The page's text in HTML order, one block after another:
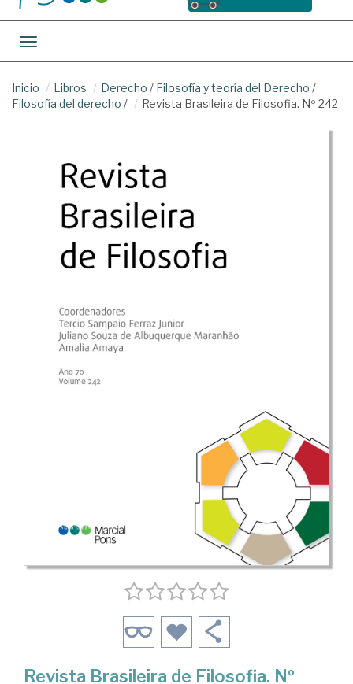
Toggle navigation
Inicio Libros Derecho / Filosofía y teoría del Derecho /
Filosofía del derecho / Revista Brasileira de Filosofia. Nº 242
Revista Brasileira de Filosofia. Nº